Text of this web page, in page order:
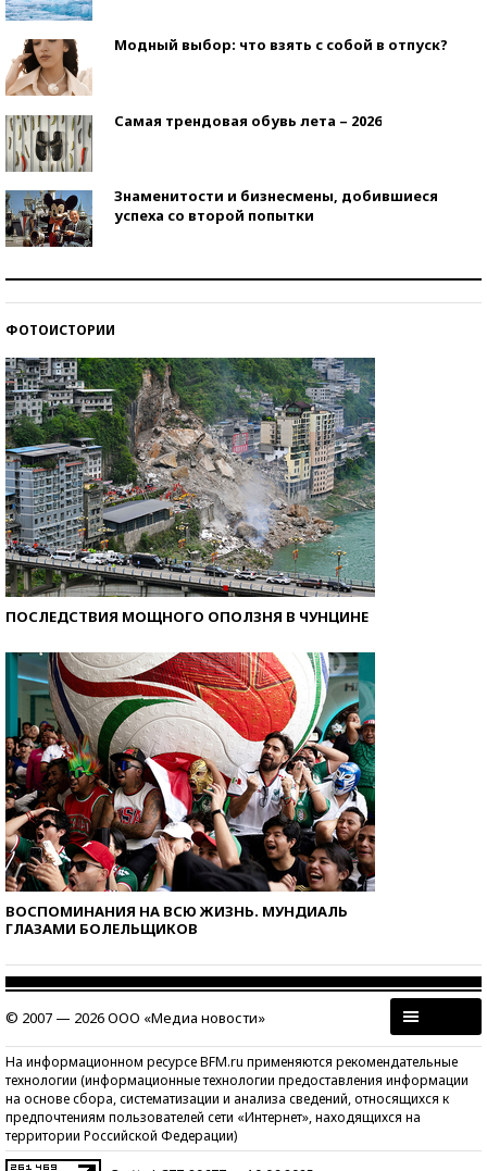
Модный выбор: что взять с собой в отпуск?
Самая трендовая обувь лета – 2026
Знаменитости и бизнесмены, добившиеся
успеха со второй попытки
ФОТОИСТОРИИ
ПОСЛЕДСТВИЯ МОЩНОГО ОПОЛЗНЯ В ЧУНЦИНЕ
ВОСПОМИНАНИЯ НА ВСЮ ЖИЗНЬ. МУНДИАЛЬ
ГЛАЗАМИ БОЛЕЛЬЩИКОВ
© 2007 — 2026 ООО «Медиа новости»
На информационном ресурсе BFM.ru применяются рекомендательные
технологии (информационные технологии предоставления информации
на основе сбора, систематизации и анализа сведений, относящихся к
предпочтениям пользователей сети «Интернет», находящихся на
территории Российской Федерации)